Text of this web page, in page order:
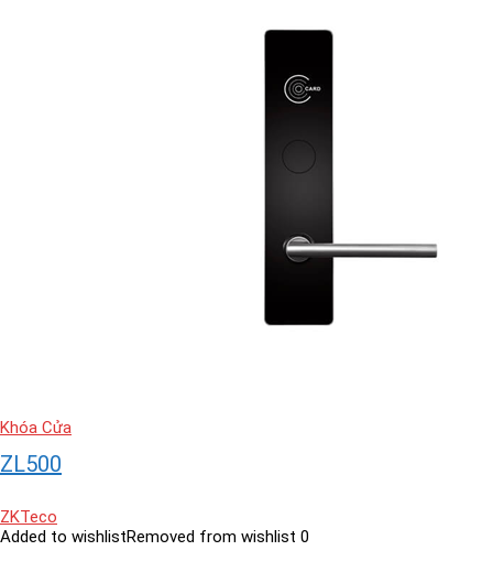
Khóa Cửa
ZL500
ZKTeco
Added to wishlistRemoved from wishlist 0